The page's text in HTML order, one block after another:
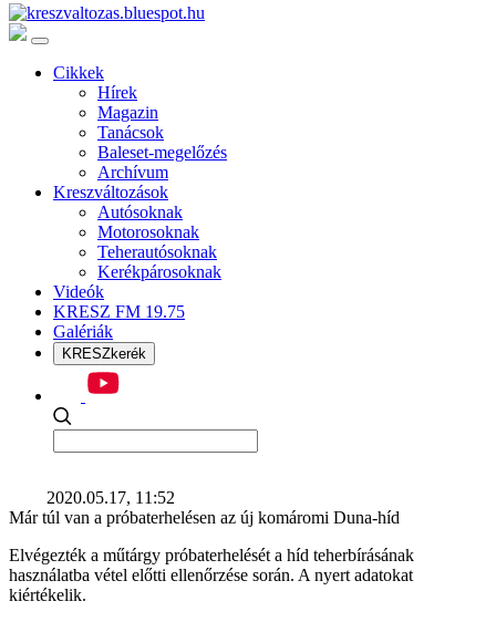
Cikkek
Hírek
Magazin
Tanácsok
Baleset-megelőzés
Archívum
Kreszváltozások
Autósoknak
Motorosoknak
Teherautósoknak
Kerékpárosoknak
Videók
KRESZ FM 19.75
Galériák
KRESZkerék
2020.05.17, 11:52
Már túl van a próbaterhelésen az új komáromi Duna-híd
Elvégezték a műtárgy próbaterhelését a híd teherbírásának
használatba vétel előtti ellenőrzése során. A nyert adatokat
kiértékelik.